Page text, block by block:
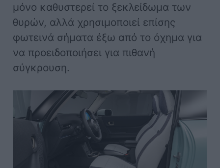
μόνο καθυστερεί το ξεκλείδωμα των
θυρών, αλλά χρησιμοποιεί επίσης
φωτεινά σήματα έξω από το όχημα για
να προειδοποιήσει για πιθανή
σύγκρουση.